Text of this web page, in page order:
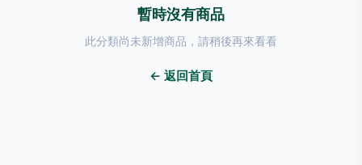
暫時沒有商品
此分類尚未新增商品，請稍後再來看看
← 返回首頁